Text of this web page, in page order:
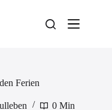
Ferien
0 Min